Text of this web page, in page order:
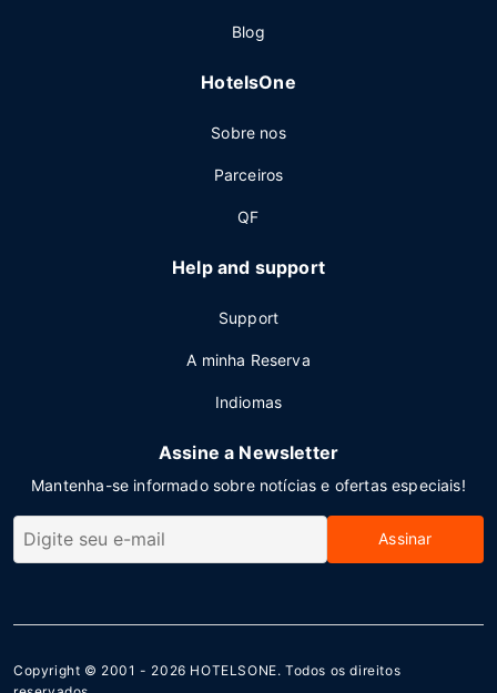
Blog
HotelsOne
Sobre nos
Parceiros
QF
Help and support
Support
A minha Reserva
Indiomas
Assine a Newsletter
Mantenha-se informado sobre notícias e ofertas especiais!
Assinar
Copyright © 2001 - 2026 HOTELSONE. Todos os direitos